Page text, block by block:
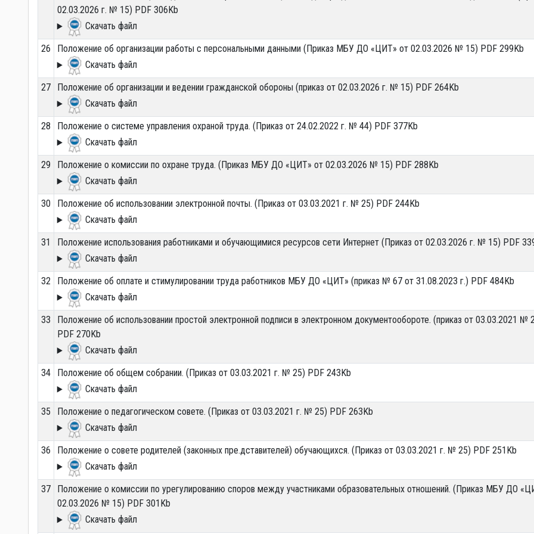
02.03.2026 г. № 15) PDF 306Kb
Скачать файл
26
Положение об организации работы с персональными данными (Приказ МБУ ДО «ЦИТ» от 02.03.2026 № 15) PDF 299Kb
Скачать файл
27
Положение об организации и ведении гражданской обороны (приказ от 02.03.2026 г. № 15) PDF 264Kb
Скачать файл
28
Положение о системе управления охраной труда. (Приказ от 24.02.2022 г. № 44) PDF 377Kb
Скачать файл
29
Положение о комиссии по охране труда. (Приказ МБУ ДО «ЦИТ» от 02.03.2026 № 15) PDF 288Kb
Скачать файл
30
Положение об использовании электронной почты. (Приказ от 03.03.2021 г. № 25) PDF 244Kb
Скачать файл
31
Положение использования работниками и обучающимися ресурсов сети Интернет (Приказ от 02.03.2026 г. № 15) PDF
Скачать файл
32
Положение об оплате и стимулировании труда работников МБУ ДО «ЦИТ» (приказ № 67 от 31.08.2023 г.) PDF 484Kb
Скачать файл
33
Положение об использовании простой электронной подписи в электронном документообороте. (приказ от 03.03.2021 №
PDF 270Kb
Скачать файл
34
Положение об общем собрании. (Приказ от 03.03.2021 г. № 25) PDF 243Kb
Скачать файл
35
Положение о педагогическом совете. (Приказ от 03.03.2021 г. № 25) PDF 263Kb
Скачать файл
36
Положение о совете родителей (законных пре.дставителей) обучающихся. (Приказ от 03.03.2021 г. № 25) PDF 251Kb
Скачать файл
37
Положение о комиссии по урегулированию споров между участниками образовательных отношений. (Приказ МБУ ДО
02.03.2026 № 15) PDF 301Kb
Скачать файл